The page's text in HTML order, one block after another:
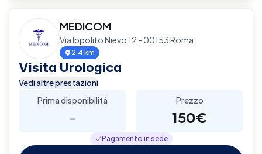
MEDICOM
Via Ippolito Nievo 12 - 00153 Roma
2.4 km
Visita Urologica
Vedi altre prestazioni
Prima disponibilità
-
Prezzo
150€
Pagamento in sede